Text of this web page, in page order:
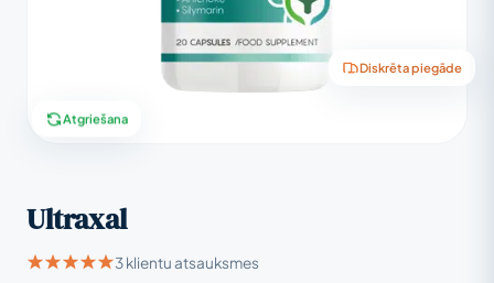
Diskrēta piegāde
Atgriešana
Ultraxal
3 klientu atsauksmes